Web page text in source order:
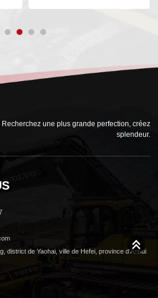
Recherchez une plus grande perfection, créez
splendeur.
district de Yaohai, ville de Hefei, province d'Anhui